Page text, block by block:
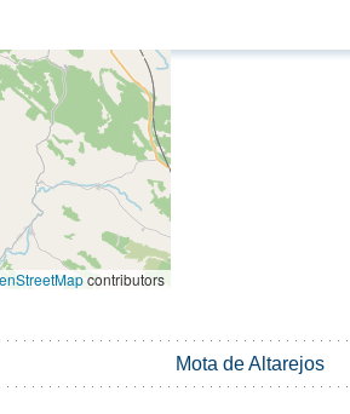
contributors
Mota de Altarejos